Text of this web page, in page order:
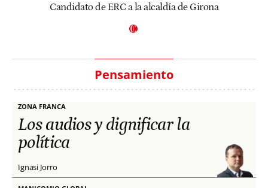
Candidato de ERC a la alcaldía de Girona
Pensamiento
ZONA FRANCA
Los audios y dignificar la
política
Ignasi Jorro